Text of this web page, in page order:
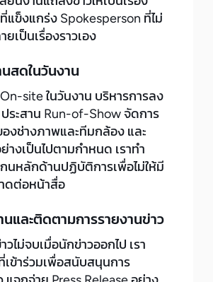
แข็งแกร่ง Spokesperson ที่ไม่
เป็นเรื่องราวเอง
นสดในวันงาน
site ในวันงาน บริหารการลง
ระสาน Run-of-Show จัดการ
องช่างภาพและทีมกล้อง และ
างเป็นไปตามกำหนด เราทำ
นหลักด้านปฏิบัติการเพื่อไม่ให้มี
ดต่อหน้าสื่อ
นและติดตามการรายงานข่าว
ไม่จบเมื่อนักข่าวออกไป เรา
ข้าร่วมเพื่อสนับสนุนการ